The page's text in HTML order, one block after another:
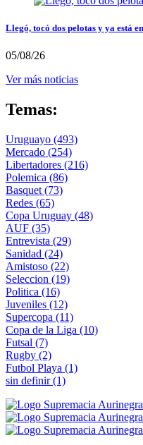
Llegó, tocó dos pelotas y ya está
05/08/26
Ver más noticias
Temas:
Uruguayo (493)
Mercado (254)
Libertadores (216)
Polemica (86)
Basquet (73)
Redes (65)
Copa Uruguay (48)
AUF (35)
Entrevista (29)
Sanidad (24)
Amistoso (22)
Seleccion (19)
Politica (16)
Juveniles (12)
Supercopa (11)
Copa de la Liga (10)
Futsal (7)
Rugby (2)
Futbol Playa (1)
sin definir(1)